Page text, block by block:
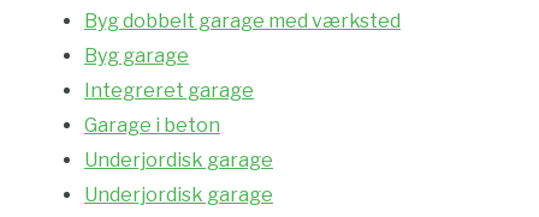
Byg dobbelt garage med værksted
Byg garage
Integreret garage
Garage i beton
Underjordisk garage
Underjordisk garage